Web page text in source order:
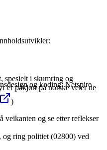
spesielt i skumring og
er påkjørt på norske veier de
)
veikanten og se etter reflekser
ring politiet (02800) ved
og koding: Netspire